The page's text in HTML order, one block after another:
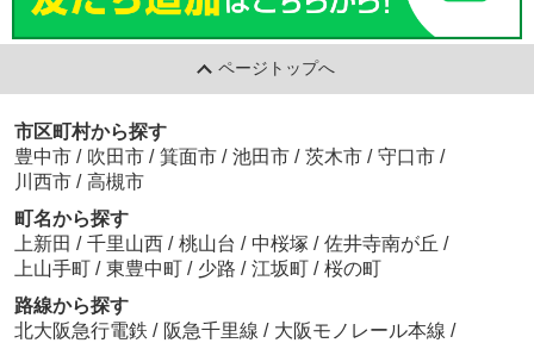
ページトップへ
市区町村から探す
豊中市 / 吹田市 / 箕面市 / 池田市 / 茨木市 / 守口市 /
川西市 / 高槻市
町名から探す
上新田 / 千里山西 / 桃山台 / 中桜塚 / 佐井寺南が丘 /
上山手町 / 東豊中町 / 少路 / 江坂町 / 桜の町
路線から探す
北大阪急行電鉄 / 阪急千里線 / 大阪モノレール本線 /